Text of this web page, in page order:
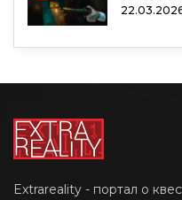
Extrareality - портал о